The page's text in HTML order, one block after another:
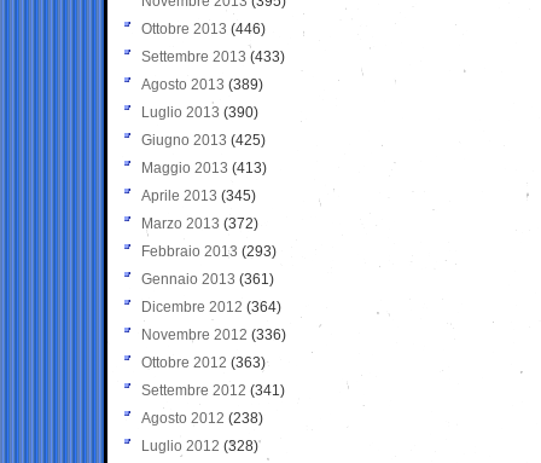
Ottobre 2013 (446)
Settembre 2013 (433)
Agosto 2013 (389)
Luglio 2013 (390)
Giugno 2013 (425)
Maggio 2013 (413)
Aprile 2013 (345)
Marzo 2013 (372)
Febbraio 2013 (293)
Gennaio 2013 (361)
Dicembre 2012 (364)
Novembre 2012 (336)
Ottobre 2012 (363)
Settembre 2012 (341)
Agosto 2012 (238)
Luglio 2012 (328)